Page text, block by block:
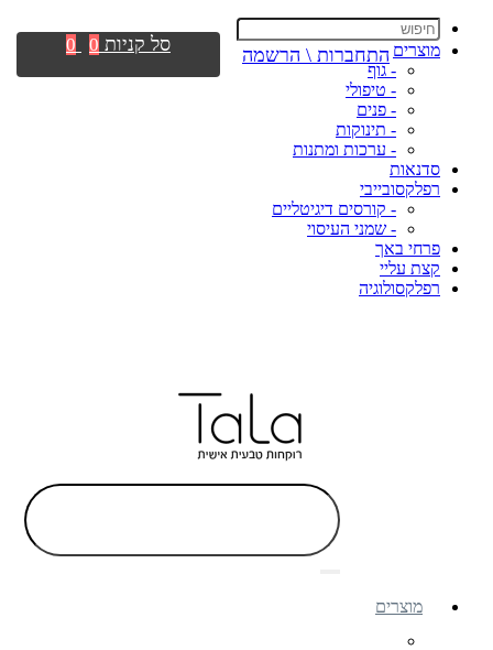
מוצרים
- גוף
- טיפולי
- פנים
- תינוקות
- ערכות ומתנות
סדנאות
רפלקסובייבי
- קורסים דיגיטליים
- שמני העיסוי
פרחי באך
קצת עליי
רפלקסולוגיה
התחברות \ הרשמה סל קניות 0
0
מוצרים